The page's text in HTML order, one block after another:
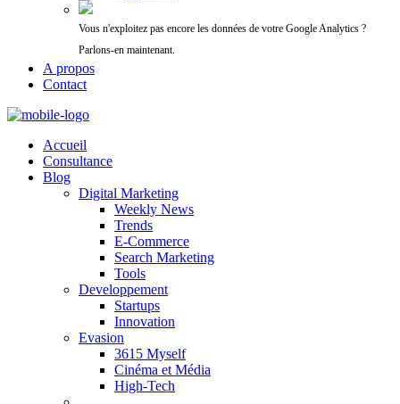
Vous n'exploitez pas encore les données de votre Google Analytics ?
Parlons-en maintenant.
A propos
Contact
Accueil
Consultance
Blog
Digital Marketing
Weekly News
Trends
E-Commerce
Search Marketing
Tools
Developpement
Startups
Innovation
Evasion
3615 Myself
Cinéma et Média
High-Tech